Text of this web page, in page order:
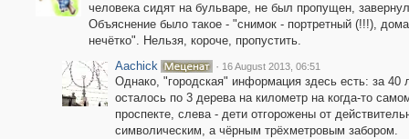
человека сидят на бульваре, не был пропущен,
Объяснение было такое - "снимок - портретный (!!!),
нечётко". Нельзя, короче, пропустить.
Aachick
· 16 August 2013, 06:51
Однако, "городская" информация здесь есть: за 40
осталось по 3 дерева на километр на когда-то
проспекте, слева - дети отгорожены от
символическим, а чёрным трёхметровым забором.